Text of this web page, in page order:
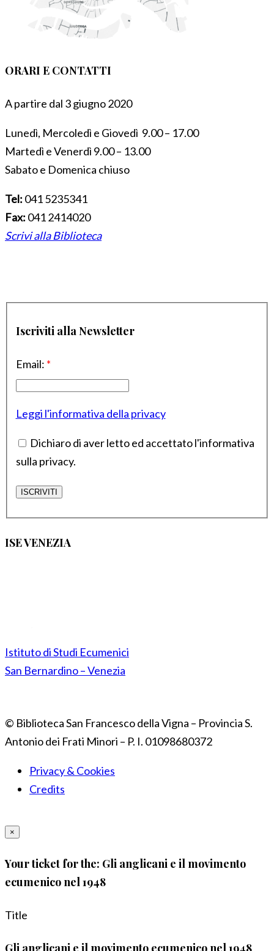
ORARI E CONTATTI
A partire dal 3 giugno 2020
Lunedì, Mercoledì e Giovedì 9.00 – 17.00
Martedì e Venerdì 9.00 – 13.00
Sabato e Domenica chiuso
Tel: 041 5235341
Fax: 041 2414020
Scrivi alla Biblioteca
Iscriviti alla Newsletter
Email: *
Leggi l'informativa della privacy
Dichiaro di aver letto ed accettato l'informativa
sulla privacy.
ISE VENEZIA
Istituto di Studi Ecumenici
San Bernardino – Venezia
© Biblioteca San Francesco della Vigna – Provincia S.
Antonio dei Frati Minori – P. I. 01098680372
Privacy & Cookies
Credits
×
Your ticket for the: Gli anglicani e il movimento
ecumenico nel 1948
Title
Gli anglicani e il movimento ecumenico nel 1948